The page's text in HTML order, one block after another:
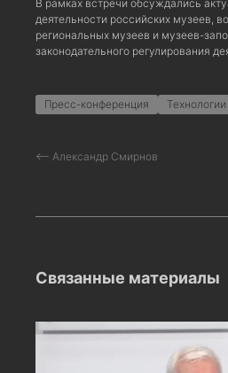
В рамках встречи обсуждались
деятельности российских музеев,
региональных музеев и музеев-
законодательного регулирования
Пресс-конференция Технологии
⟵ Александр Смирнов
Связанные материалы